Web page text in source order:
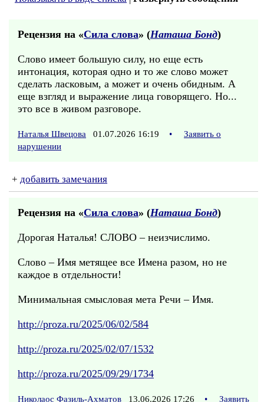
Рецензия на «Сила слова» (Наташа Бонд)
Слово имеет большую силу, но еще есть
интонация, которая одно и то же слово может
сделать ласковым, а может и очень обидным. А
еще взгляд и выражение лица говорящего. Но...
это все в живом разговоре.
Наталья Швецова 01.07.2026 16:19 •
Заявить о
нарушении
+ добавить замечания
Рецензия на «Сила слова» (Наташа Бонд)
Дорогая Наталья! СЛОВО – неизчислимо.
Слово – Имя метящее все Имена разом, но не
каждое в отдельности!
Минимальная смысловая мета Речи – Имя.
http://proza.ru/2025/06/02/584
http://proza.ru/2025/02/07/1532
http://proza.ru/2025/09/29/1734
Николаос Фазиль-Ахматов 13.06.2026 17:26 •
Заявить